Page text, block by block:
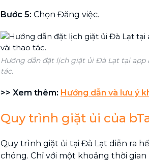
Bước 5: Chọn Đăng việc.
Hướng dẫn đặt lịch giặt ủi Đà Lạt tại app
tác.
>> Xem thêm: Hướng dẫn và lưu ý
Quy trình giặt ủi của
Quy trình giặt ủi tại Đà Lạt diễn ra
chóng. Chỉ với một khoảng thời